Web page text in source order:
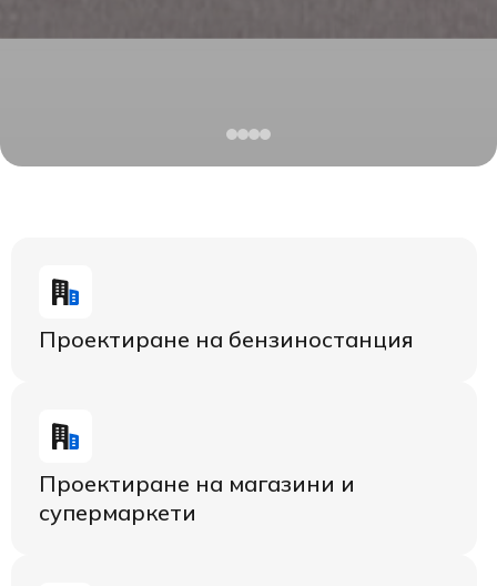
Проектиране на бензиностанция
Проектиране на магазини и
супермаркети